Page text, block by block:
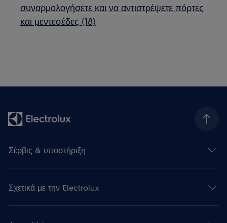
συναρμολογήσετε και να αντιστρέψετε πόρτες
και μεντεσέδες (18)
Σέρβις & υποστήριξη
Σχετικά με την Electrolux